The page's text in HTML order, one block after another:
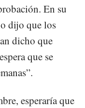
En su
dijo que los
dicho que
que se
esperaría que